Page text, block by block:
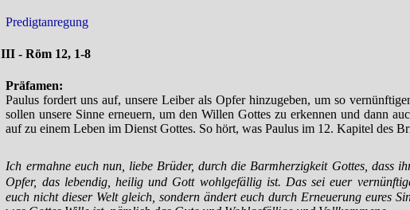
Predigtanregung
III - Röm 12, 1-8
Präfamen:
Paulus fordert uns auf, unsere Leiber als Opfer hinzugeben, um so
sollen unsere Sinne erneuern, um den Willen Gottes zu erkennen und dann
auf zu einem Leben im Dienst Gottes. So hört, was Paulus im 12. Kapitel des
Ich ermahne euch nun, liebe Brüder, durch die Barmherzigkeit Gottes, dass
Opfer, das lebendig, heilig und Gott wohlgefällig ist. Das sei euer
euch nicht dieser Welt gleich, sondern ändert euch durch Erneuerung eures